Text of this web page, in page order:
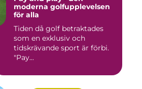
moderna golfupplevelsen
för alla
Tiden då golf betraktades
som en exklusiv och
tidskrävande sport är förbi.
"Pay...